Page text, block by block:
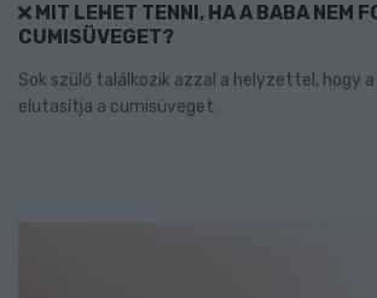
MIT LEHET TENNI, HA A BABA NEM
CUMISÜVEGET?
Sok szülő találkozik azzal a helyzettel, hogy
elutasítja a cumisüveget.